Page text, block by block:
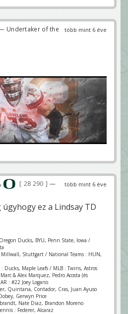
több mint 6 éve
Undertaker of the
több mint 6 éve
28 290
—
ez a Lindsay TD
Ducks, BYU, Penn State, Iowa /
Millwall, Stuttgart / National Teams : HUN,
Ducks, Maple Leafs / MLB : Twins, Astros
& Alex Marquez, Pedro Acosta (és
: #22 Joey Logano
Quintana, Contador, Cras, Juan Ayuso
Gerwyn Price
Nate Diaz, Brandon Moreno
: Federer, Alcaraz